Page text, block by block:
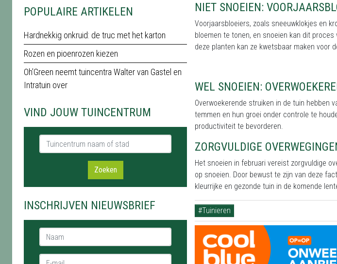
POPULAIRE ARTIKELEN
Hardnekkig onkruid: de truc met het karton
Rozen en pioenrozen kiezen
Oh’Green neemt tuincentra Walter van Gastel en
Intratuin over
VIND JOUW TUINCENTRUM
Tuincentrum naam of stad
Zoeken
INSCHRIJVEN NIEUWSBRIEF
Naam *
E-mail *
NIET SNOEIEN:
Voorjaarsbloeiers, zoals sneeuwklokjes en
bloemen te tonen, en snoeien kan dit
deze planten kan ze kwetsbaar maken voor
WEL SNOEIEN:
Overwoekerende struiken in de tuin hebben
temmen en hun groei onder controle te
productiviteit te bevorderen.
ZORGVULDIGE
Het snoeien in februari vereist zorgvuldige
op snoeien. Door bewust te zijn van deze
kleurrijke en gezonde tuin in de komende
#Tuinieren